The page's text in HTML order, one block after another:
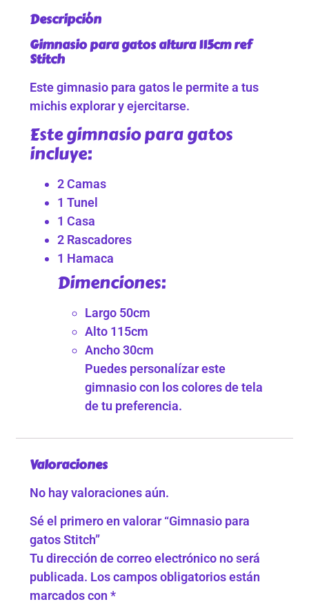
Descripción
Gimnasio para gatos altura 115cm ref
Stitch
Este gimnasio para gatos le permite a tus
michis explorar y ejercitarse.
Este gimnasio para gatos
incluye:
2 Camas
1 Tunel
1 Casa
2 Rascadores
1 Hamaca
Dimenciones:
Largo 50cm
Alto 115cm
Ancho 30cm
Puedes personalízar este
gimnasio con los colores de tela
de tu preferencia.
Valoraciones
No hay valoraciones aún.
Sé el primero en valorar “Gimnasio para
gatos Stitch”
Tu dirección de correo electrónico no será
publicada. Los campos obligatorios están
marcados con*